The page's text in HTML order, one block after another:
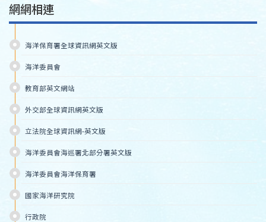
網網相連
海洋保育署全球資訊網英文版
海洋委員會
教育部英文網站
外交部全球資訊網英文版
立法院全球資訊網-英文版
海洋委員會海巡署北部分署英文版
海洋委員會海洋保育署
國家海洋研究院
行政院